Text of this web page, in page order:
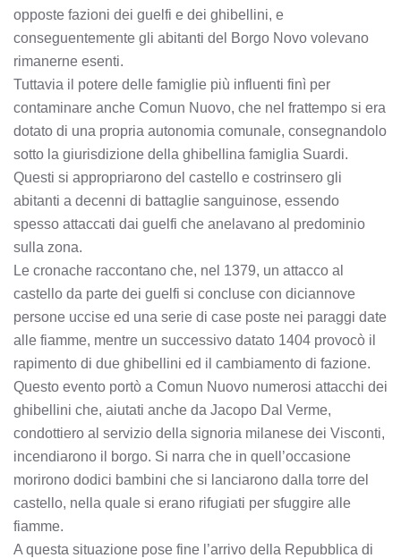
opposte fazioni dei guelfi e dei ghibellini, e
conseguentemente gli abitanti del Borgo Novo volevano
rimanerne esenti.
Tuttavia il potere delle famiglie più influenti finì per
contaminare anche Comun Nuovo, che nel frattempo si era
dotato di una propria autonomia comunale, consegnandolo
sotto la giurisdizione della ghibellina famiglia Suardi.
Questi si appropriarono del castello e costrinsero gli
abitanti a decenni di battaglie sanguinose, essendo
spesso attaccati dai guelfi che anelavano al predominio
sulla zona.
Le cronache raccontano che, nel 1379, un attacco al
castello da parte dei guelfi si concluse con diciannove
persone uccise ed una serie di case poste nei paraggi date
alle fiamme, mentre un successivo datato 1404 provocò il
rapimento di due ghibellini ed il cambiamento di fazione.
Questo evento portò a Comun Nuovo numerosi attacchi dei
ghibellini che, aiutati anche da Jacopo Dal Verme,
condottiero al servizio della signoria milanese dei Visconti,
incendiarono il borgo. Si narra che in quell’occasione
morirono dodici bambini che si lanciarono dalla torre del
castello, nella quale si erano rifugiati per sfuggire alle
fiamme.
A questa situazione pose fine l’arrivo della Repubblica di